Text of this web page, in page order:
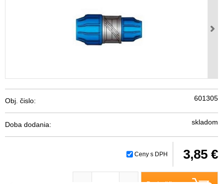
Obj. čislo: 601305
Doba dodania: skladom
Ceny s DPH 3,85 €